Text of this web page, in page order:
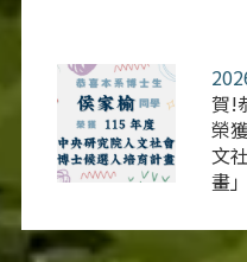
賀!
榮
文
畫」